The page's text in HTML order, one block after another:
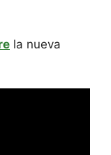
la nueva